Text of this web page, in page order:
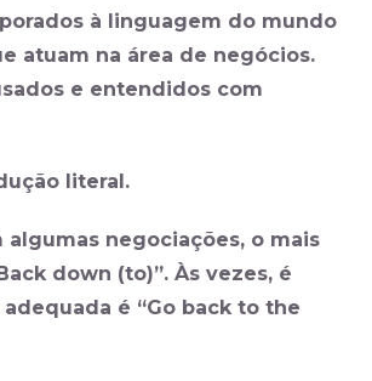
à linguagem do mundo
atuam na área de negócios.
e entendidos com
literal.
algumas negociações, o mais
down (to)”. Às vezes, é
é “Go back to the